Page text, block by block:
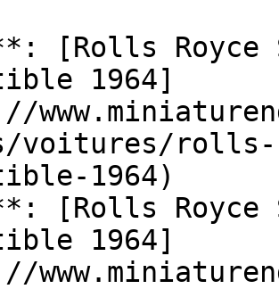
[Rolls Royce
1964]
voitures/
1964)
[Rolls
1964]